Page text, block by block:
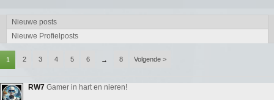
Nieuwe posts
Nieuwe Profielposts
1 2 3 4 5 6 → 8 Volgende >
RW7 Gamer in hart en nieren!